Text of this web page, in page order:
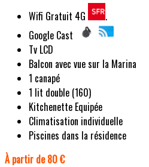
Wifi Gratuit 4G
.
Google Cast
Tv LCD
Balcon avec vue sur la Marina
1 canapé
1 lit double (160)
Kitchenette Equipée
Climatisation individuelle
Piscines dans la résidence
À partir de 80 €